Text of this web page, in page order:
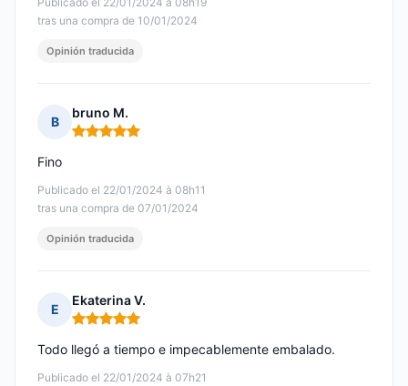
tras una compra de 10/01/2024
Opinión traducida
B
bruno M.
Nota: 5 de 5
Publicado el 22/01/2024 à 08h11
tras una compra de 07/01/2024
Fino
Opinión traducida
E
Ekaterina V.
Nota: 5 de 5
Publicado el 22/01/2024 à 07h21
Todo llegó a tiempo e impecablemente embalado.